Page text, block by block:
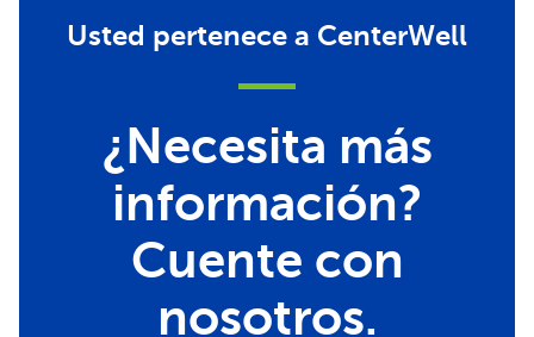
Usted pertenece a CenterWell
¿Necesita más
información?
Cuente con
nosotros.